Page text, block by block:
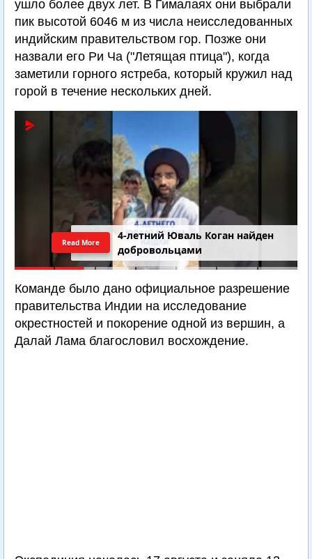
ушло более двух лет. В Гималаях они выбрали
пик высотой 6046 м из числа неисследованных
индийским правительством гор. Позже они
назвали его Ри Ча ("Летящая птица"), когда
заметили горного ястреба, который кружил над
горой в течение нескольких дней.
4-летний Юваль Коган найден
добровольцами
Read More
Команде было дано официальное разрешение
правительства Индии на исследование
окрестностей и покорение одной из вершин, а
Далай Лама благословил восхождение.